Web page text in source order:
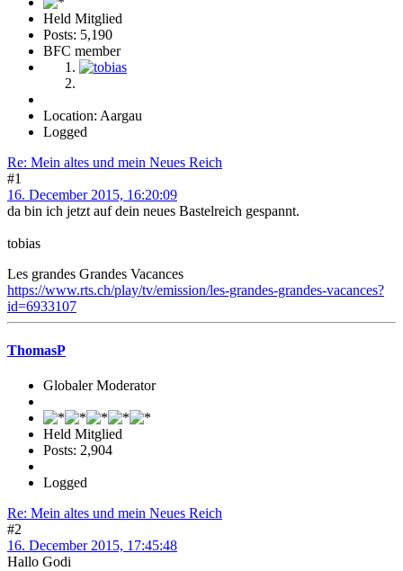
Held Mitglied
Posts: 5,190
BFC member
Location: Aargau
Logged
Re: Mein altes und mein Neues Reich
#1
16. December 2015, 16:20:09
da bin ich jetzt auf dein neues Bastelreich gespannt.
tobias
Les grandes Grandes Vacances
https://www.rts.ch/play/tv/emission/les-grandes-grandes-vacances?
id=6933107
ThomasP
Globaler Moderator
Held Mitglied
Posts: 2,904
Logged
Re: Mein altes und mein Neues Reich
#2
16. December 2015, 17:45:48
Hallo Godi